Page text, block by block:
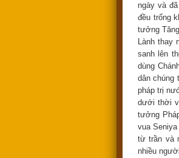
ngày và
đều trống
tưởng
Lành thay
sanh lên
dùng
dân chúng
pháp trị
dưới thời
tưởng
vua
từ trần và
nhiều